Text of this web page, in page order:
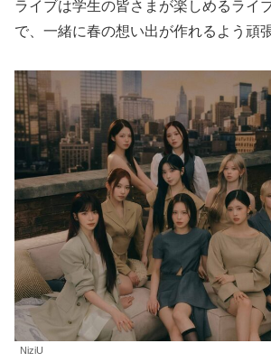
ライブは学生の皆さまが楽しめるライ
で、一緒に春の想い出が作れるよう頑
NiziU